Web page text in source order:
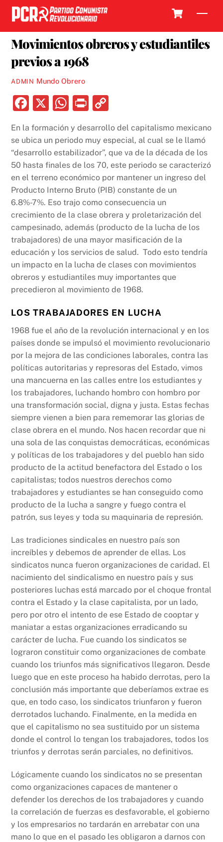
Skip
content
Movimientos obreros y estudiantiles
previos a 1968
ADMIN Mundo Obrero
F
c
e
b
o
o
k
X
W
at
s
A
p
p
P
nt p
y
Li
n
k
En la formación y desarrollo del capitalismo mexicano
se ubica un periodo muy especial, al cual se le llamó
“desarrollo estabilizador”, que va de la década de los
50 hasta finales de los 70, este periodo se caracterizó
en el terreno económico por mantener un ingreso del
Producto Interno Bruto (PIB) constante de un
6.8%-7%. Eso trajo como consecuencia un
crecimiento de la clase obrera y proletarización del
campesinado, además (producto de la lucha de los
trabajadores) de una mayor masificación de la
educación y los servicios de salud. Todo esto tendría
un impacto en la lucha de clases con movimientos
obreros y estudiantiles muy importantes que
precedieron al movimiento de 1968.
LOS TRABAJADORES EN LUCHA
1968 fue el año de la revolución internacional y en los
países donde se impulsó el movimiento revolucionario
por la mejora de las condiciones laborales, contra las
políticas autoritarias y represoras del Estado, vimos
una mancuerna en las calles entre los estudiantes y
los trabajadores, luchando hombro con hombro por
una transformación social, digna y justa. Estas fechas
siempre vienen a bien para rememorar las glorias de
clase obrera en el mundo. Nos hacen recordar que ni
una sola de las conquistas democráticas, económicas
y políticas de los trabajadores y del pueblo han sido
producto de la actitud benefactora del Estado o los
capitalistas; todos nuestros derechos como
trabajadores y estudiantes se han conseguido como
producto de la lucha a sangre y fuego contra el
patrón, sus leyes y toda su maquinaria de represión.
Las tradiciones sindicales en nuestro país son
increíbles y debemos de aprender de ellas. Los
sindicatos nunca fueron organizaciones de caridad. El
nacimiento del sindicalismo en nuestro país y sus
posteriores luchas está marcado por el choque frontal
contra el Estado y la clase capitalista, por un lado,
pero por otro el intento de ese Estado de cooptar y
maniatar a estas organizaciones erradicando su
carácter de lucha. Fue cuando los sindicatos se
lograron constituir como organizaciones de combate
cuando los triunfos más significativos llegaron. Desde
luego que en este proceso ha habido derrotas, pero la
conclusión más importante que deberíamos extrae es
que, en todo caso, los sindicatos triunfaron y fueron
derrotados luchando. Finalmente, en la medida en
que el capitalismo no sea sustituido por un sistema
donde el control lo tengan los trabajadores, todos los
triunfos y derrotas serán parciales, no definitivos.
Lógicamente cuando los sindicatos no se presentan
como organizaciones capaces de mantener o
defender los derechos de los trabajadores y cuando
la correlación de fuerzas es desfavorable, el gobierno
y los empresarios no tardarán en arrebatar con una
mano lo que en el pasado les obligaron a darnos con